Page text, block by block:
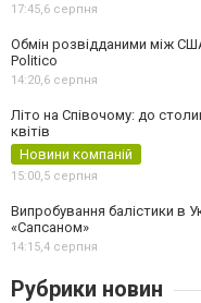
17:45,6 серпня
Обмін розвідданими між
Politico
14:20,6 серпня
Літо на Співочому: до
квітів
Новини компаній
15:00,5 серпня
Випробування балістики в
«Сапсаном»
14:15,4 серпня
Рубрики новин